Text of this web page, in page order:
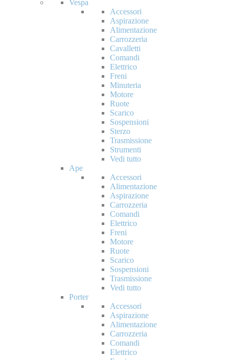
Vespa
Accessori
Aspirazione
Alimentazione
Carrozzeria
Cavalletti
Comandi
Elettrico
Freni
Minuteria
Motore
Ruote
Scarico
Sospensioni
Sterzo
Trasmissione
Strumenti
Vedi tutto
Ape
Accessori
Alimentazione
Aspirazione
Carrozzeria
Comandi
Elettrico
Freni
Motore
Ruote
Scarico
Sospensioni
Trasmissione
Vedi tutto
Porter
Accessori
Aspirazione
Alimentazione
Carrozzeria
Comandi
Elettrico